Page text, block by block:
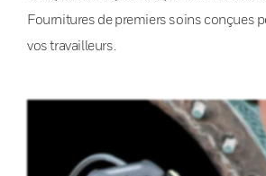
Fournitures de premiers soins conçues
vos travailleurs.